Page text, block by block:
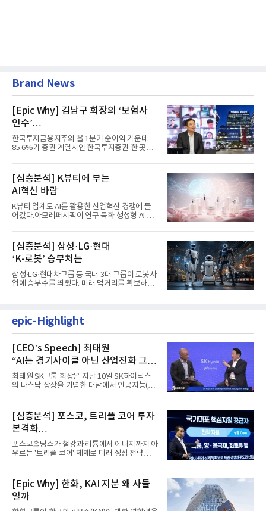
Brand News
[Epic Why] 김남구 회장의 ‘보험사
인수’
발걸음이 신중해진 배경은?
한국투자금융지주의 올 1분기 순이익 가운데
85.6%가 증권 계열사인 한국투자증권 한 곳에
[심층분석] K뷰티에 부는
AI혁신 바람
K뷰티 업계도 AI를 활용한 산업혁신 경쟁에 들
어갔다.아모레퍼시픽이 연구 특화 생성형 AI 플
[심층분석] 삼성·LG·현대
‘K-로봇’ 승부처는
삼성·LG·현대차그룹 등 국내 3대 그룹이 로봇사
업에 승부수를 띄웠다. 미래 먹거리를 확보하기
epic-Highlight
[CEO’s Speech] 최태원
“AI는 경기사이클 아닌 산업진화 그
자체”
최태원 SK그룹 회장은 지난 10일 SK하이닉스
의 나스닥 상장을 기념한 대담에서 인공지능(AI)
[심층분석] 포스코, 트리플 코어 투자
본격화
16조7천억원 투자 재원 마련 전략은?
포스코홀딩스가 철강과 리튬에서 에너지까지 아
우르는 '트리플 코어' 체제로 미래 성장 전략을
[Epic Why] 한화, KAI 지분 왜 사들
일까